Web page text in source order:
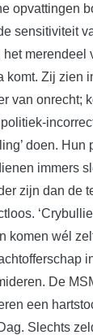
opvattingen
sensitiviteit
het merendeel
komt. Zij zien
van onrecht;
doen. Hun
immers
zijn dan de
komen wél
De
een
Slechts